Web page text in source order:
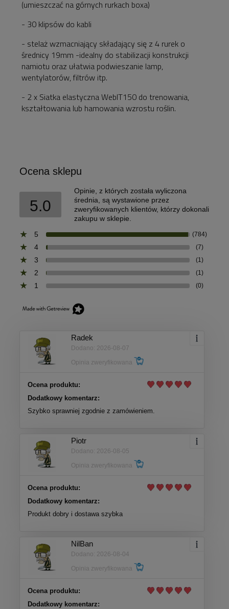
(umieszczać na górnych rurkach boxa)
- 30 klipsów do kabli
- stelaż wzmacniający składający się z 4 rurek o
średnicy 19mm -idealny do stabilizacji konstrukcji
namiotu oraz ułatwia podwieszanie lamp,
wentylatorów, filtrów itp.
- 2 x Siatka elastyczna WebIT150 do trenowania,
kształtowania lub hamowania wzrostu roślin.
Ocena sklepu
5.0
Opinie, z których została wyliczona
średnia, są wystawione przez
zweryfikowanych klientów, którzy dokonali
zakupu w sklepie.
5
(784)
4 (7)
3 (1)
2 (1)
1 (0)
Radek
Dodano: 2026-08-07
Opinia zweryfikowana
Ocena produktu:
Dodatkowy komentarz:
Szybko sprawniej zgodnie z zamówieniem.
Piotr
Dodano: 2026-08-05
Opinia zweryfikowana
Ocena produktu:
Dodatkowy komentarz:
Produkt dobry i dostawa szybka
NilBan
Dodano: 2026-08-04
Opinia zweryfikowana
Ocena produktu:
Dodatkowy komentarz: